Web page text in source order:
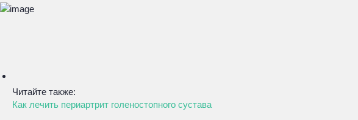
Читайте также:
Как лечить периартрит голеностопного сустава